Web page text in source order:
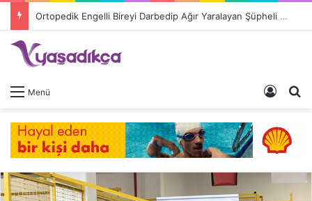
Ortopedik Engelli Bireyi Darbedip Ağır Yaralayan Şüpheli Tutuklandı
Menü Giriş